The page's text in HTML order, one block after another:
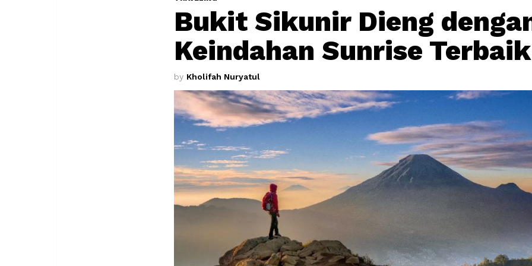
Bukit Sikunir Dieng
Keindahan Sunrise Terbaik
by Kholifah Nuryatul